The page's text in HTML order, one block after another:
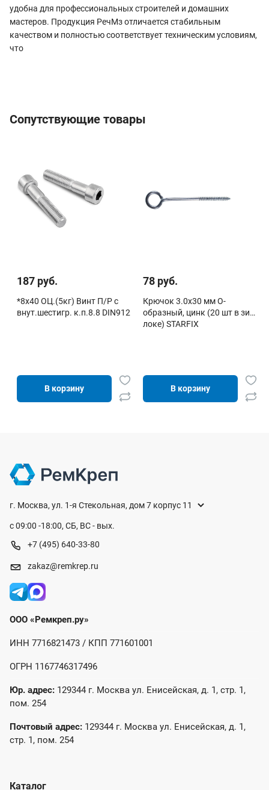
удобна для профессиональных строителей и домашних
мастеров. Продукция РечМз отличается стабильным
качеством и полностью соответствует техническим условиям,
что
Сопутствующие товары
187 руб.
*8х40 ОЦ.(5кг) Винт П/Р с
внут.шестигр. к.п.8.8 DIN912
В корзину
78 руб.
Крючок 3.0х30 мм О-
образный, цинк (20 шт в зип-
локе) STARFIX
В корзину
г. Москва, ул. 1-я Стекольная, дом 7 корпус 11
с 09:00 -18:00, СБ, ВС - вых.
+7 (495) 640-33-80
zakaz@remkrep.ru
ООО «Ремкреп.ру»
ИНН 7716821473 / КПП 771601001
ОГРН 1167746317496
Юр. адрес: 129344 г. Москва ул. Енисейская, д. 1, стр. 1,
пом. 254
Почтовый адрес: 129344 г. Москва ул. Енисейская, д. 1,
стр. 1, пом. 254
Каталог